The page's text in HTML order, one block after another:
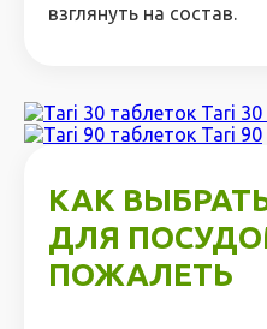
взглянуть на состав.
Tari 30
Tari 90
КАК
ДЛЯ
ПОЖАЛЕТЬ